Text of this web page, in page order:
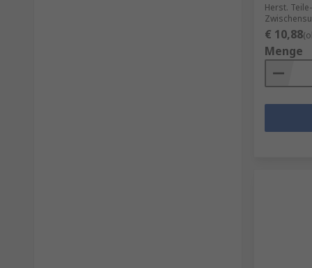
Herst.
€ 10,88
Menge